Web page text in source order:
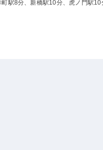
駅8分、新橋駅10分、虎ノ門駅10